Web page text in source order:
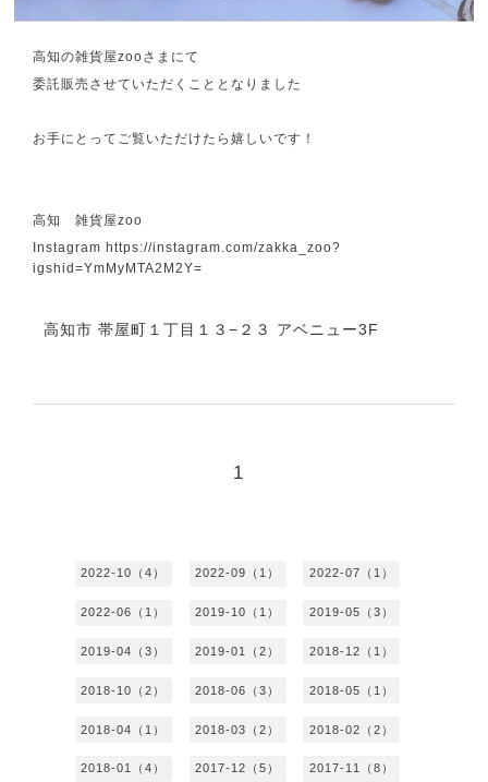
高知の雑貨屋zooさまにて
委託販売させていただくこととなりました
お手にとってご覧いただけたら嬉しいです！
高知 雑貨屋zoo
Instagramhttps://instagram.com/zakka_zoo?
igshid=YmMyMTA2M2Y=
高知市 帯屋町１丁目１３−２３ アベニュー3F
1
2022-10（4） 2022-09（1） 2022-07（1）
2022-06（1） 2019-10（1） 2019-05（3）
2019-04（3） 2019-01（2） 2018-12（1）
2018-10（2） 2018-06（3） 2018-05（1）
2018-04（1） 2018-03（2） 2018-02（2）
2018-01（4） 2017-12（5） 2017-11（8）